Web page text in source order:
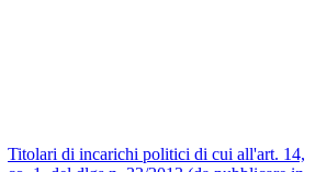
Titolari di incarichi politici di cui all'art. 14,